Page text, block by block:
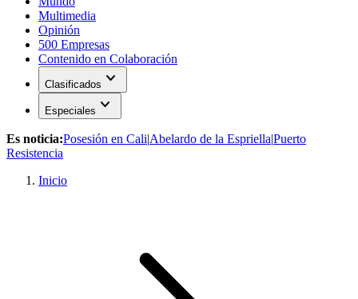
Multimedia
Opinión
500 Empresas
Contenido en Colaboración
Clasificados expand_more
Especiales expand_more
Es noticia:Posesión en Cali|Abelardo de la Espriella|Puerto
Resistencia
Inicio